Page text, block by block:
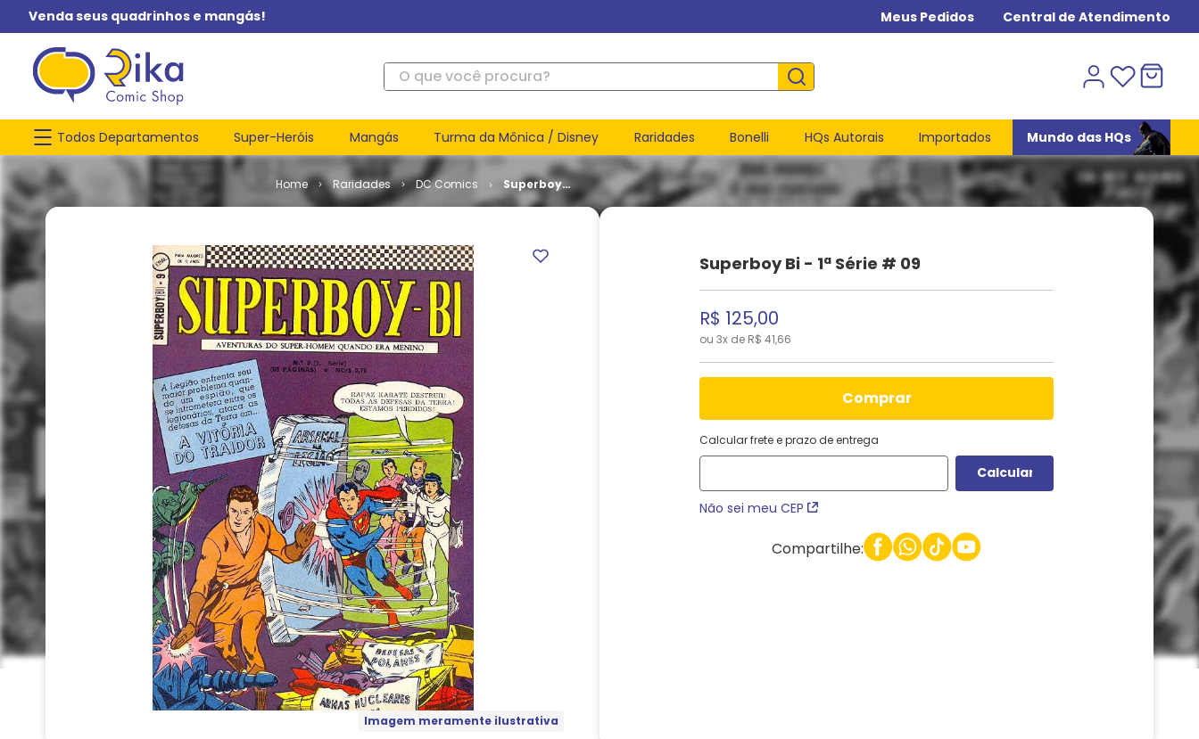
Venda seus quadrinhos e mangás! Meus Pedidos Central de Atendimento
O que você procura?
Todos Departamentos Super-Heróis Mangás Turma da Mônica / Disney Raridades Bonelli HQs Autorais Importados Mundo das HQs
Raridades DC Comics
Superboy
Bi - 1ª Série
Imagem meramente ilustrativa
Superboy Bi - 1ª Série # 09
R$ 125,00
ou 3x de R$ 41,66
comprar
Calcular frete e prazo de entrega
Não sei meu CEP
Compartilhe: